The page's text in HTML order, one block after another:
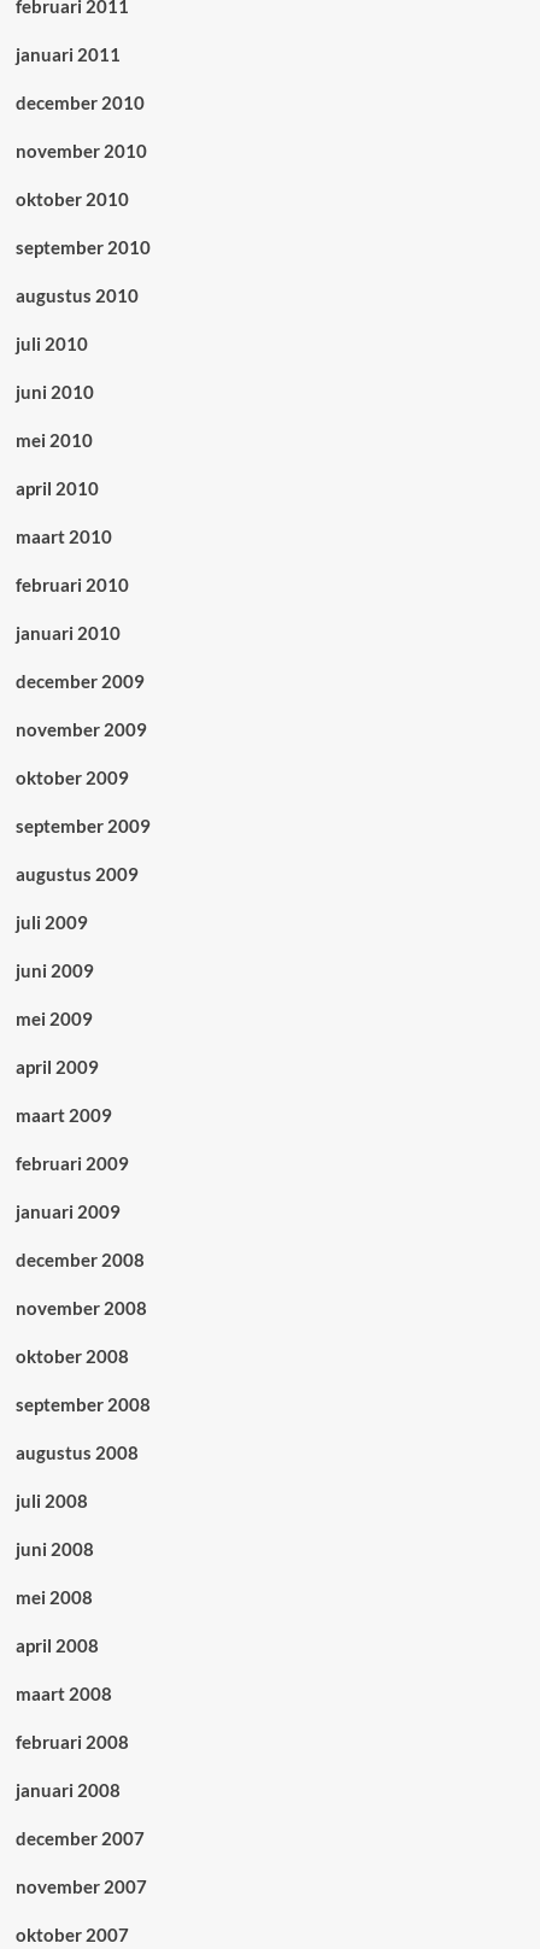
februari 2011
januari 2011
december 2010
november 2010
oktober 2010
september 2010
augustus 2010
juli 2010
juni 2010
mei 2010
april 2010
maart 2010
februari 2010
januari 2010
december 2009
november 2009
oktober 2009
september 2009
augustus 2009
juli 2009
juni 2009
mei 2009
april 2009
maart 2009
februari 2009
januari 2009
december 2008
november 2008
oktober 2008
september 2008
augustus 2008
juli 2008
juni 2008
mei 2008
april 2008
maart 2008
februari 2008
januari 2008
december 2007
november 2007
oktober 2007